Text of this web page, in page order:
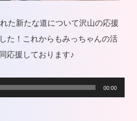
た新たな道について沢山の応援
た！これからもみっちゃんの活
応援しております♪
00:00